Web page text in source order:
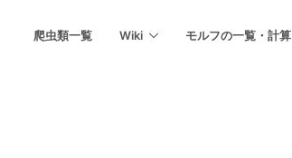
爬虫類一覧 Wiki モルフの一覧・計算